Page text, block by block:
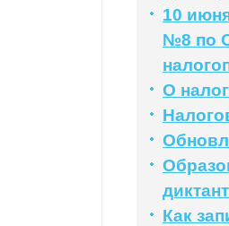
10
№8 по
О
Как